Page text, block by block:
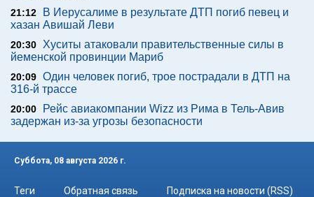
21:12
В Иерусалиме в результате ДТП погиб певец и
хазан Авишай Леви
20:30 Хуситы атаковали правительственные силы в
йеменской провинции Мариб
20:09 Один человек погиб, трое пострадали в ДТП на
316-й трассе
20:00
Рейс авиакомпании Wizz из Рима в Тель-Авив
задержан из-за угрозы безопасности
Суббота, 08 августа 2026 г.
Теги Обратная связь Подписка на новости (RSS)